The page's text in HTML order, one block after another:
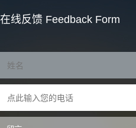
在线反馈 Feedback Form